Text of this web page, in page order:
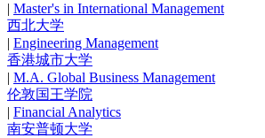
| Master's in International Management
西北大学
| Engineering Management
香港城市大学
| M.A. Global Business Management
伦敦国王学院
| Financial Analytics
南安普顿大学